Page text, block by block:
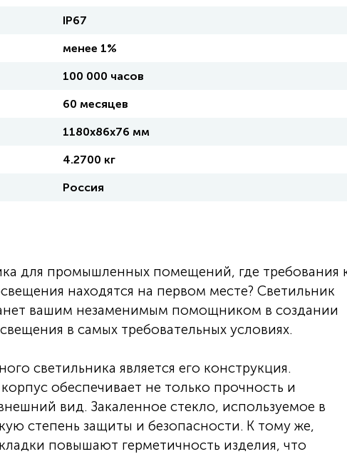
IP67
менее 1%
100 000 часов
60 месяцев
1180х86х76 мм
4.2700 кг
Россия
для промышленных помещений, где требования
находятся на первом месте? Светильник
вашим незаменимым помощником в создании
в самых требовательных условиях.
светильника является его конструкция.
обеспечивает не только прочность и
вид. Закаленное стекло, используемое в
степень защиты и безопасности. К тому же,
повышают герметичность изделия, что